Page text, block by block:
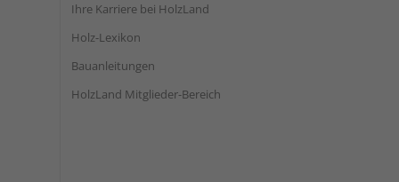
Ihre Karriere bei HolzLand
Holz-Lexikon
Bauanleitungen
HolzLand Mitglieder-Bereich